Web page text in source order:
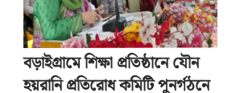
বড়াইগ্রামে শিক্ষা প্রতিষ্ঠানে যৌন
হয়রানি প্রতিরোধ কমিটি পুনর্গঠনে